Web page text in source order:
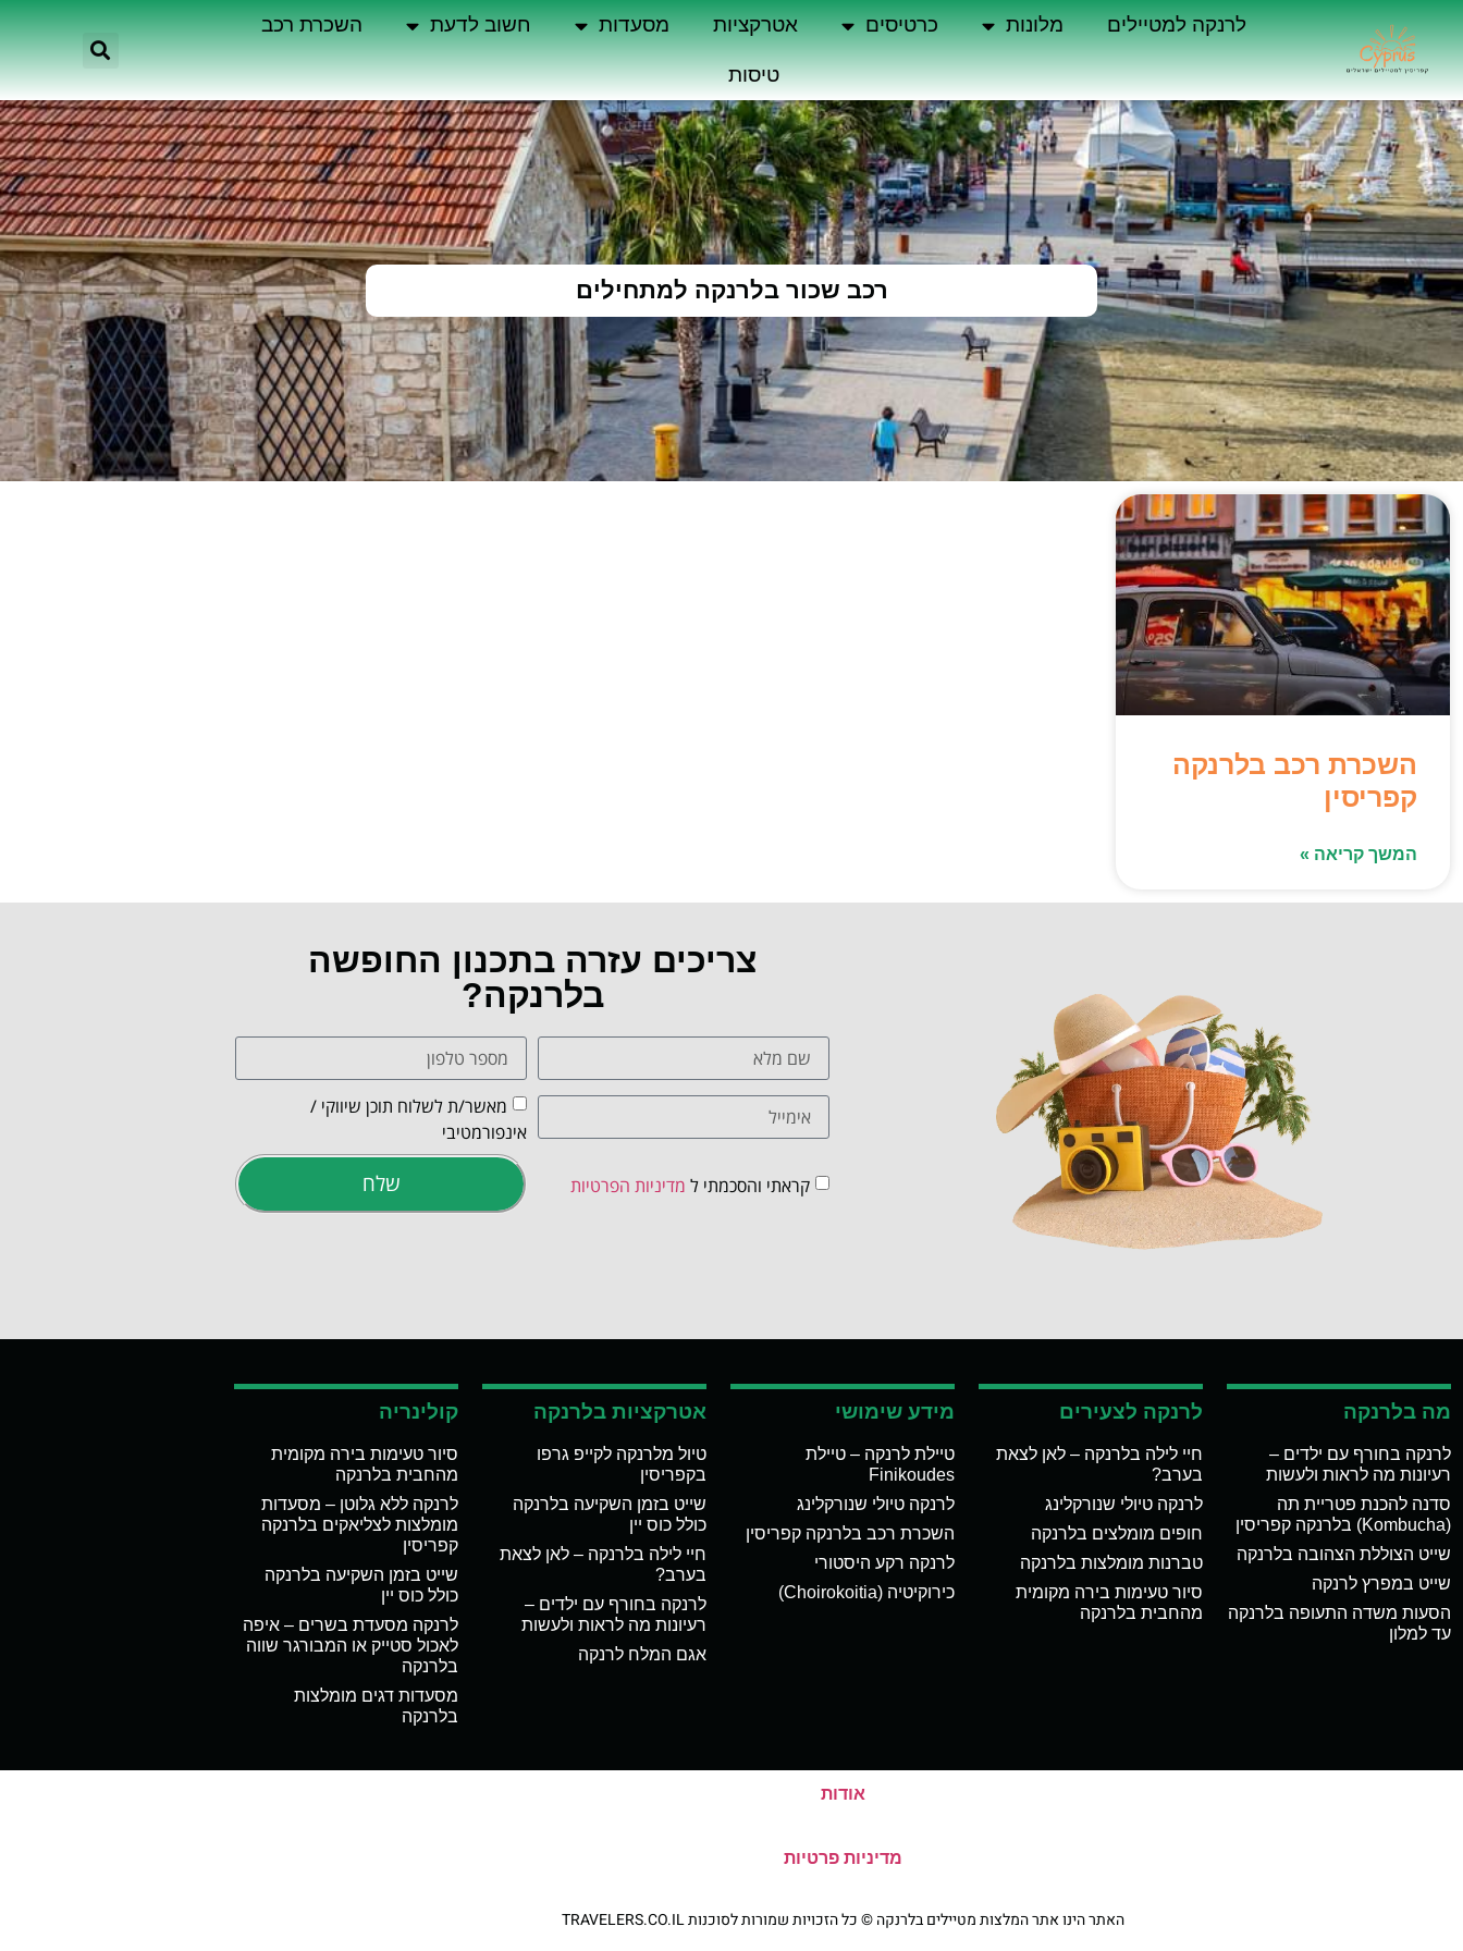
לרנקה למטיילים מלונות כרטיסים אטרקציות מסעדות חשוב לדעת השכרת רכב
טיסות
רכב שכור בלרנקה למתחילים
השכרת רכב בלרנקה
קפריסין
המשך קריאה »
צריכים עזרה בתכנון החופשה
בלרנקה?
מאשר/ת לשלוח תוכן שיווקי /
אינפורמטיבי
קראתי והסכמתי ל מדיניות הפרטיות שלח
מה בלרנקה
לרנקה בחורף עם ילדים –
רעיונות מה לראות ולעשות
סדנה להכנת פטריית תה
(Kombucha) בלרנקה קפריסין
שייט הצוללת הצהובה בלרנקה
שייט במפרץ לרנקה
הסעות משדה התעופה בלרנקה
עד למלון
לרנקה לצעירים
חיי לילה בלרנקה – לאן לצאת
בערב?
לרנקה טיולי שנורקלינג
חופים מומלצים בלרנקה
טברנות מומלצות בלרנקה
סיור טעימות בירה מקומית
מהחבית בלרנקה
מידע שימושי
טיילת לרנקה – טיילת
Finikoudes
לרנקה טיולי שנורקלינג
השכרת רכב בלרנקה קפריסין
לרנקה רקע היסטורי
כירוקיטיה (Choirokoitia)
אטרקציות בלרנקה
טיול מלרנקה לקייפ גרפו
בקפריסין
שייט בזמן השקיעה בלרנקה
כולל כוס יין
חיי לילה בלרנקה – לאן לצאת
בערב?
לרנקה בחורף עם ילדים –
רעיונות מה לראות ולעשות
אגם המלח לרנקה
קולינריה
סיור טעימות בירה מקומית
מהחבית בלרנקה
לרנקה ללא גלוטן – מסעדות
מומלצות לצליאקים בלרנקה
קפריסין
שייט בזמן השקיעה בלרנקה
כולל כוס יין
לרנקה מסעדת בשרים – איפה
לאכול סטייק או המבורגר שווה
בלרנקה
מסעדות דגים מומלצות
בלרנקה
אודות
מדיניות פרטיות
האתר הינו אתר המלצות מטיילים בלרנקה © כל הזכויות שמורות לסוכנות TRAVELERS.CO.IL